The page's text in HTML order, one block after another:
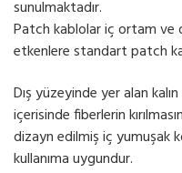
sunulmaktadır.
Patch kablolar iç ortam ve
etkenlere standart patch
Dış yüzeyinde yer alan
içerisinde fiberlerin
dizayn edilmiş iç yumuşak
kullanıma uygundur.